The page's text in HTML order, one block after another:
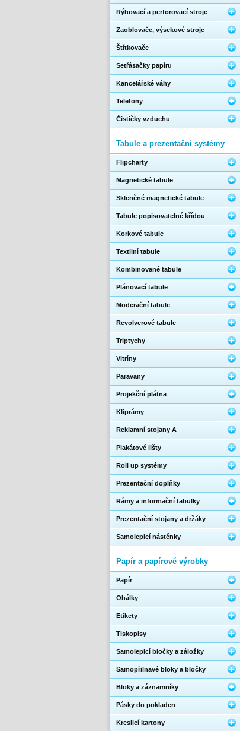
Rýhovací a perforovací stroje
Zaoblovače, výsekové stroje
Štítkovače
Setřásačky papíru
Kancelářské váhy
Telefony
Čističky vzduchu
Tabule a prezentační systémy
Flipcharty
Magnetické tabule
Skleněné magnetické tabule
Tabule popisovatelné křídou
Korkové tabule
Textilní tabule
Kombinované tabule
Plánovací tabule
Moderační tabule
Revolverové tabule
Triptychy
Vitríny
Paravany
Projekční plátna
Kliprámy
Reklamní stojany A
Plakátové lišty
Roll up systémy
Prezentační doplňky
Rámy a informační tabulky
Prezentační stojany a držáky
Samolepicí nástěnky
Papír a papírové výrobky
Papír
Obálky
Etikety
Tiskopisy
Samolepicí bločky a záložky
Samopřilnavé bloky a bločky
Bloky a záznamníky
Pásky do pokladen
Kreslicí kartony